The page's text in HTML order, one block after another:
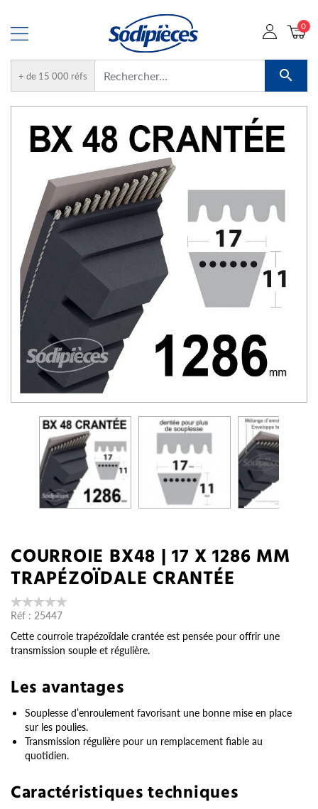
+ de 15 000 réfs 
0
COURROIE BX48 | 17 X 1286 MM
TRAPÉZOÏDALE CRANTÉE
Réf : 25447
Cette courroie trapézoïdale crantée est pensée pour offrir une
transmission souple et régulière.
Les avantages
Souplesse d’enroulement favorisant une bonne mise en place
sur les poulies.
Transmission régulière pour un remplacement fiable au
quotidien.
Caractéristiques techniques